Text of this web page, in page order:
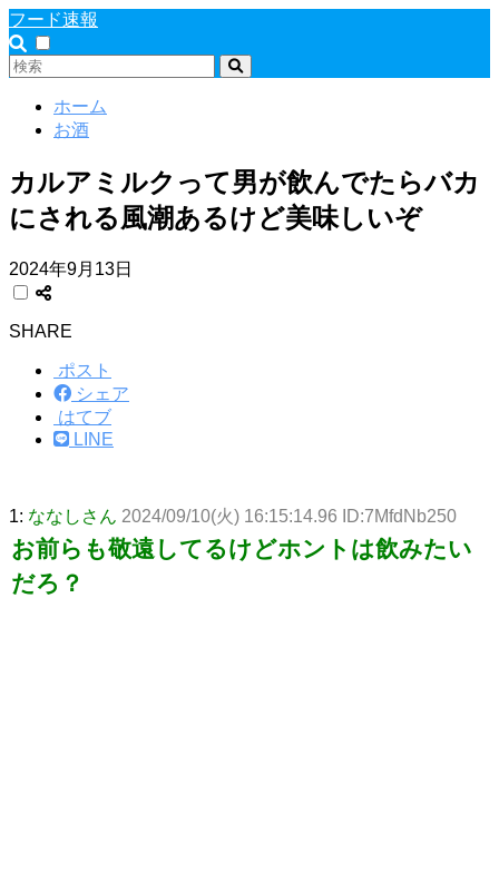
フード速報
ホーム
お酒
カルアミルクって男が飲んでたらバカ
にされる風潮あるけど美味しいぞ
2024年9月13日
SHARE
ポスト
シェア
はてブ
LINE
1: ななしさん 2024/09/10(火) 16:15:14.96 ID:7MfdNb250
お前らも敬遠してるけどホントは飲みたい
だろ？